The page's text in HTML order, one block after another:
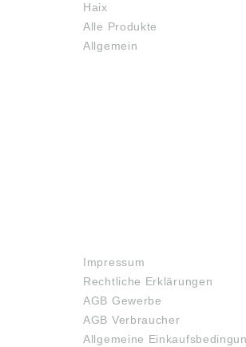
Haix
Alle Produkte
Allgemein
Impressum
Rechtliche Erklärungen
AGB Gewerbe
AGB Verbraucher
Allgemeine